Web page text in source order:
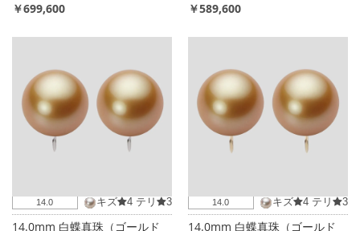
￥699,600
￥589,600
14.0 キズ 4 テリ 3
14.0mm 白蝶真珠（ゴールド
14.0 キズ 4 テリ 3
14.0mm 白蝶真珠（ゴールド